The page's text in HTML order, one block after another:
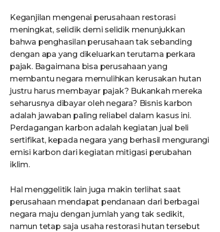
Keganjilan mengenai perusahaan restorasi
meningkat, selidik demi selidik menunjukkan
bahwa penghasilan perusahaan tak sebanding
dengan apa yang dikeluarkan terutama perkara
pajak. Bagaimana bisa perusahaan yang
membantu negara memulihkan kerusakan hutan
justru harus membayar pajak? Bukankah mereka
seharusnya dibayar oleh negara? Bisnis karbon
adalah jawaban paling reliabel dalam kasus ini.
Perdagangan karbon adalah kegiatan jual beli
sertifikat, kepada negara yang berhasil mengurangi
emisi karbon dari kegiatan mitigasi perubahan
iklim.
Hal menggelitik lain juga makin terlihat saat
perusahaan mendapat pendanaan dari berbagai
negara maju dengan jumlah yang tak sedikit,
namun tetap saja usaha restorasi hutan tersebut